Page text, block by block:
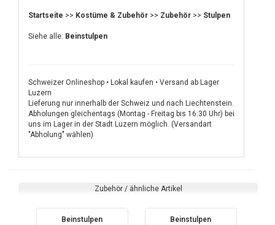
Startseite >> Kostüme & Zubehör >> Zubehör >> Stulpen
Siehe alle: Beinstulpen
Schweizer Onlineshop • Lokal kaufen • Versand ab Lager
Luzern
Lieferung nur innerhalb der Schweiz und nach Liechtenstein.
Abholungen gleichentags (Montag - Freitag bis 16:30 Uhr) bei
uns im Lager in der Stadt Luzern möglich. (Versandart
"Abholung" wählen)
Zubehör / ähnliche Artikel
Beinstulpen
Beinstulpen